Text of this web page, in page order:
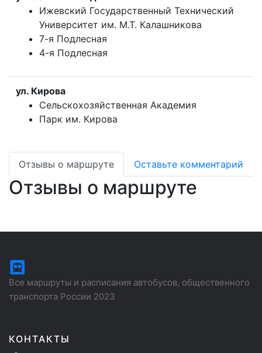
Ижевский Государственный Технический
Университет им. М.Т. Калашникова
7-я Подлесная
4-я Подлесная
ул. Кирова
Сельскохозяйственная Академия
Парк им. Кирова
Отзывы о маршруте Оставьте комментарий
Отзывы о маршруте
Все маршруты и расписания автобусов, общественного
транспорта России 2023
КОНТАКТЫ